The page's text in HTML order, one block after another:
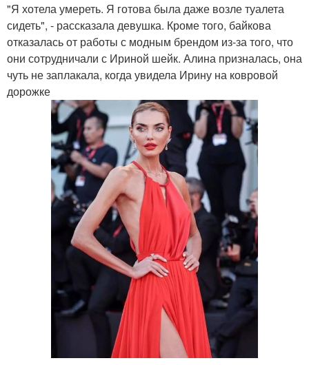
"Я хотела умереть. Я готова была даже возле туалета
сидеть", - рассказала девушка. Кроме того, байкова
отказалась от работы с модным брендом из-за того, что
они сотрудничали с Ириной шейк. Алина призналась, она
чуть не заплакала, когда увидела Ирину на ковровой
дорожке